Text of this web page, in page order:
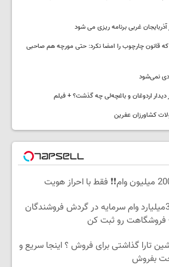
غربی برنامه ریزی می شود
پیام معنادار نماینده MHP که قانون چارچوب را امضا نکرد: حتی مورچه هم صاحبی
نمی‌شود
اردوغان و باغچه‌لی چه گذشت؟ + فیلم
تا 3میلیارد وام سرمایه در گردش فروشندگان
فروشگاهت رو ثبت کن
تارا گذاشتی برای فروش ؟ اینجا سریع و
بفروش